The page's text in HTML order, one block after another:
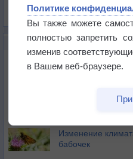
Список всех карт
НОВОЕ О ПОГОДЕ
Атмосфера начала
В Приморье
Изменение
бабочек
Политике
Вы также можете
полностью запретить
изменив
в Вашем веб-браузере.